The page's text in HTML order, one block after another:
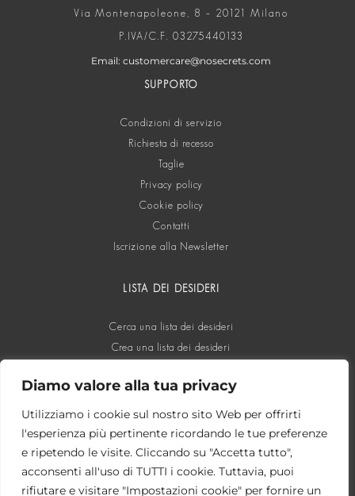
Diamo valore alla tua privacy
Utilizziamo i cookie sul nostro sito Web per offrirti
l'esperienza più pertinente ricordando le tue preferenze
e ripetendo le visite. Cliccando su "Accetta tutto",
acconsenti all'uso di TUTTI i cookie. Tuttavia, puoi
rifiutare e visitare "Impostazioni cookie" per fornire un
Via Montenapoleone, 8 – 20121 Milano
P.IVA/C.F. 03275440133
Email: customercare@nosecrets.com
SUPPORTO
Condizioni di servizio
Richiesta di recesso
Taglie
Privacy policy
Cookie policy
Contatti
Iscrizione alla Newsletter
LISTA DEI DESIDERI
Cerca una lista dei desideri
Crea una lista dei desideri
SOCIAL